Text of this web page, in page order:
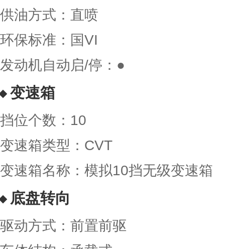
供油方式：直喷
环保标准：国VI
发动机自动启/停：●
变速箱
挡位个数：10
变速箱类型：CVT
变速箱名称：模拟10挡无级变速箱
底盘转向
驱动方式：前置前驱